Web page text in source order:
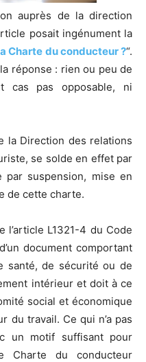
auprès de la direction
posait ingénument la
Charte du conducteur ?“.
réponse : rien ou peu de
cas pas opposable, ni
la Direction des relations
se solde en effet par
suspension, mise en
de cette charte.
l’article L1321-4 du Code
document comportant
santé, de sécurité ou de
intérieur et doit à ce
social et économique
du travail. Ce qui n’a pas
un motif suffisant pour
Charte du conducteur